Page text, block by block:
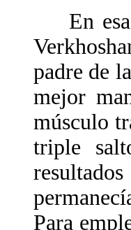
En esa
padre de
mejor
músculo
triple
Para